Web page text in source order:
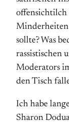
offensichtilch
Minderheiten
sollte? Was
rassistischen
Moderators
den Tisch
Ich habe
Sharon